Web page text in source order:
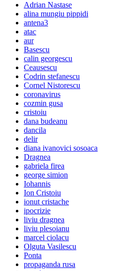
Adrian Nastase
alina mungiu pippidi
antena3
atac
aur
Basescu
calin georgescu
Ceausescu
Codrin stefanescu
Cornel Nistorescu
coronavirus
cozmin gusa
cristoiu
dana budeanu
dancila
delir
diana ivanovici sosoaca
Dragnea
gabriela firea
george simion
Iohannis
Ion Cristoiu
ionut cristache
ipocrizie
liviu dragnea
liviu plesoianu
marcel ciolacu
Olguta Vasilescu
Ponta
propaganda rusa